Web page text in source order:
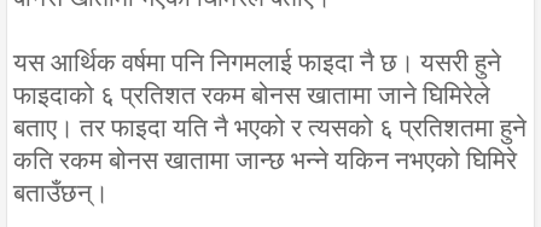
यस आर्थिक वर्षमा पनि निगमलाई फाइदा नै छ। यसरी हुने
फाइदाको ६ प्रतिशत रकम बोनस खातामा जाने घिमिरेले
बताए। तर फाइदा यति नै भएको र त्यसको ६ प्रतिशतमा हुने
कति रकम बोनस खातामा जान्छ भन्ने यकिन नभएको घिमिरे
बताउँछन्।